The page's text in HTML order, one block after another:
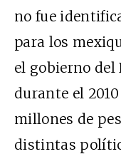
no fue
para los
el gobierno del
durante el
millones de
distintas